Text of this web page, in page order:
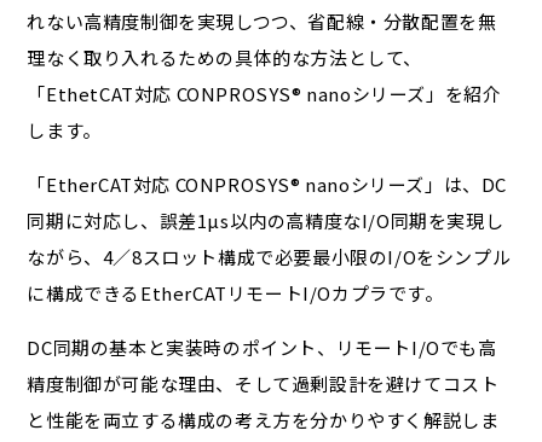
れない高精度制御を実現しつつ、省配線・分散配置を無
理なく取り入れるための具体的な方法として、
「EthetCAT対応 CONPROSYS® nanoシリーズ」を紹介
します。
「EtherCAT対応 CONPROSYS® nanoシリーズ」は、DC
同期に対応し、誤差1µs以内の高精度なI/O同期を実現し
ながら、4／8スロット構成で必要最小限のI/Oをシンプル
に構成できるEtherCATリモートI/Oカプラです。
DC同期の基本と実装時のポイント、リモートI/Oでも高
精度制御が可能な理由、そして過剰設計を避けてコスト
と性能を両立する構成の考え方を分かりやすく解説しま